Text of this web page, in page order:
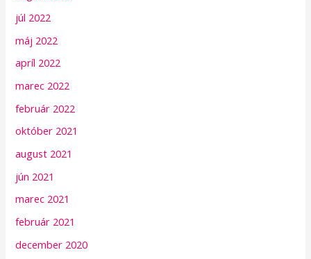
júl 2022
máj 2022
apríl 2022
marec 2022
február 2022
október 2021
august 2021
jún 2021
marec 2021
február 2021
december 2020